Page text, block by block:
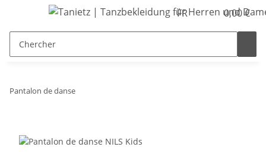
FR 0,00 €
Pantalon de danse